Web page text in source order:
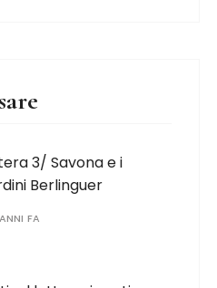
3/ Savona e i
Berlinguer
FA